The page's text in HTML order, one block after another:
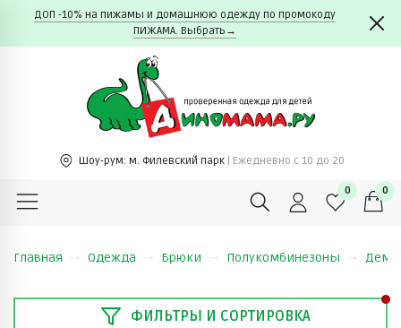
ДОП -10% на пижамы и домашнюю одежду по промокоду
ПИЖАМА. Выбрать→
Шоу-рум: м. Филевский парк | Ежедневно c 10 до 20
0 0
Главная Одежда Брюки Полукомбинезоны
ФИЛЬТРЫ И СОРТИРОВКА